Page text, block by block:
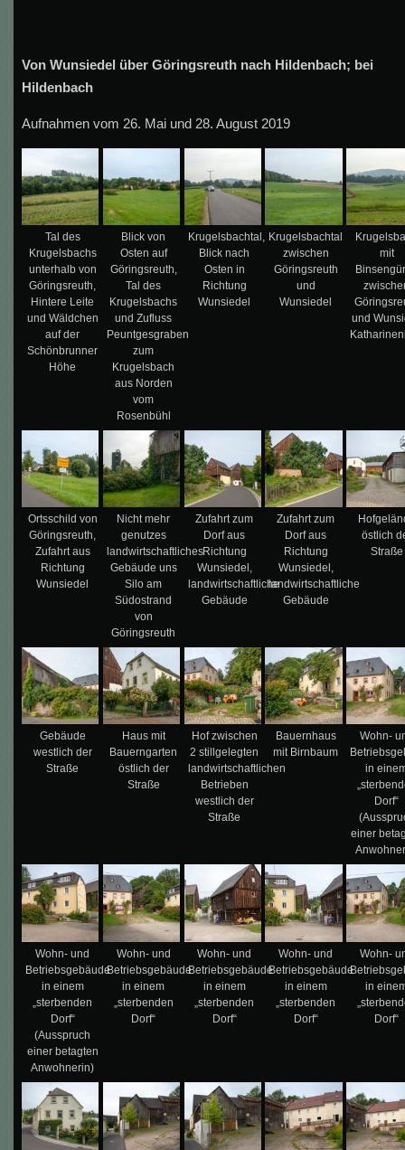
Von Wunsiedel über Göringsreuth nach Hildenbach; bei
Hildenbach
Aufnahmen vom 26. Mai und 28. August 2019
Tal des
Krugelsbachs
unterhalb von
Göringsreuth,
Hintere Leite
und Wäldchen
auf der
Schönbrunner
Höhe
Blick von
Osten auf
Göringsreuth,
Tal des
Krugelsbachs
und Zufluss
Peuntgesgraben
zum
Krugelsbach
aus Norden
vom
Rosenbühl
Krugelsbachtal,
Blick nach
Osten in
Richtung
Wunsiedel
Krugelsbachtal
zwischen
Göringsreuth
und
Wunsiedel
mit
und
Ortsschild von
Göringsreuth,
Zufahrt aus
Richtung
Wunsiedel
Nicht mehr
genutzes
landwirtschaftliches
Gebäude uns
Silo am
Südostrand
von
Göringsreuth
Zufahrt zum
Dorf aus
Richtung
Wunsiedel,
landwirtschaftliche
Gebäude
Zufahrt zum
Dorf aus
Richtung
Wunsiedel,
landwirtschaftliche
Gebäude
östlich
Straße
Gebäude
westlich der
Straße
Haus mit
Bauerngarten
östlich der
Straße
Hof zwischen
2 stillgelegten
landwirtschaftlichen
Betrieben
westlich der
Straße
Bauernhaus
mit Birnbaum
Wohn-
in
Dorf“
einer
Wohn- und
Betriebsgebäude
in einem
„sterbenden
Dorf“
(Ausspruch
einer betagten
Anwohnerin)
Wohn- und
Betriebsgebäude
in einem
„sterbenden
Dorf“
Wohn- und
Betriebsgebäude
in einem
„sterbenden
Dorf“
Wohn- und
Betriebsgebäude
in einem
„sterbenden
Dorf“
Wohn-
in
Dorf“